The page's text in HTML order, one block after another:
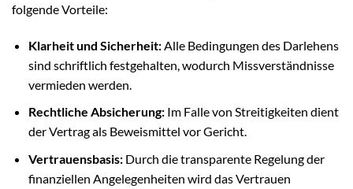
folgende Vorteile:
Klarheit und Sicherheit:Alle Bedingungen des Darlehens
sind schriftlich festgehalten, wodurch Missverständnisse
vermieden werden.
Rechtliche Absicherung:Im Falle von Streitigkeiten dient
der Vertrag als Beweismittel vor Gericht.
Vertrauensbasis:Durch die transparente Regelung der
finanziellen Angelegenheiten wird das Vertrauen